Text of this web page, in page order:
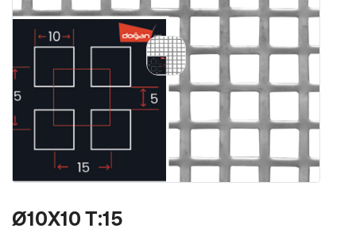
Ø10X10 T:15